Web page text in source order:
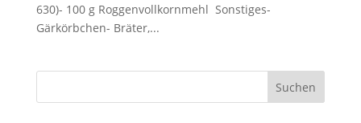
630)- 100 g Roggenvollkornmehl Sonstiges-
Gärkörbchen- Bräter,...